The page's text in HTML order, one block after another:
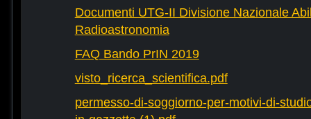
Documenti UTG-II Divisione Nazionale
Radioastronomia
FAQ Bando PrIN 2019
visto_ricerca_scientifica.pdf
permesso-di-soggiorno-per-motivi-di-